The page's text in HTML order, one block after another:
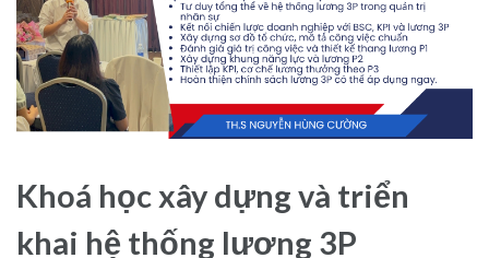
Khoá học xây dựng và triển
khai hệ thống lương 3P